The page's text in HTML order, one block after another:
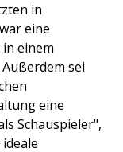
in
eine
einem
sei
eine
Schauspieler",